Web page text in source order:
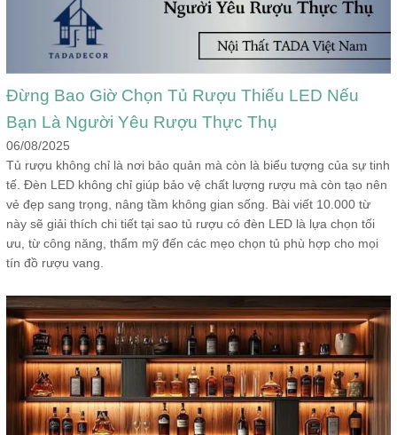
Đừng Bao Giờ Chọn Tủ Rượu Thiếu LED Nếu
Bạn Là Người Yêu Rượu Thực Thụ
06/08/2025
Tủ rượu không chỉ là nơi bảo quản mà còn là biểu tượng của sự tinh
tế. Đèn LED không chỉ giúp bảo vệ chất lượng rượu mà còn tạo nên
vẻ đẹp sang trọng, nâng tầm không gian sống. Bài viết 10.000 từ
này sẽ giải thích chi tiết tại sao tủ rượu có đèn LED là lựa chọn tối
ưu, từ công năng, thẩm mỹ đến các mẹo chọn tủ phù hợp cho mọi
tín đồ rượu vang.